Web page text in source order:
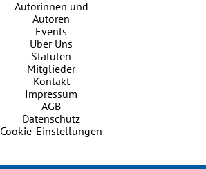
Autorinnen und
Autoren
Events
Über Uns
Statuten
Mitglieder
Kontakt
Impressum
AGB
Datenschutz
Cookie-Einstellungen